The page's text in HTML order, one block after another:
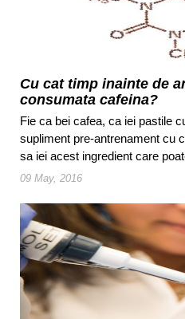
Cu cat timp inainte de
consumata cafeina?
Fie ca bei cafea, ca iei pastile
supliment pre-antrenament cu
sa iei acest ingredient care
09 May, 2016